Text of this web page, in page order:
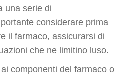
una serie di
considerare prima
il farmaco, assicurarsi di
che ne limitino luso.
componenti del farmaco o